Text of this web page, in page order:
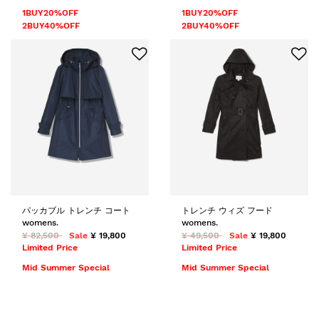
1BUY20%OFF
2BUY40%OFF
1BUY20%OFF
2BUY40%OFF
パッカブル トレンチ コート
womens.
¥ 82,500
Sale ¥ 19,800
Limited Price
Mid Summer Special
トレンチ ウィズ フード
womens.
¥ 49,500
Sale ¥ 19,800
Limited Price
Mid Summer Special